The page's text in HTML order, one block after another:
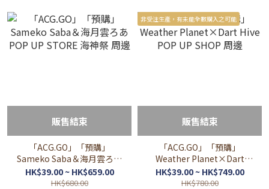
販售結束
「ACG.GO」「預購」
Sameko Saba＆海月雲ろあ
POP UP STORE 海神祭 周邊
HK$39.00 ~ HK$659.00
HK$680.00
非受注生產，有未能全數購入之可能
販售結束
「ACG.GO」「預購」
Weather Planet×Dart
Hive POP UP SHOP 周邊
HK$39.00 ~ HK$749.00
HK$780.00